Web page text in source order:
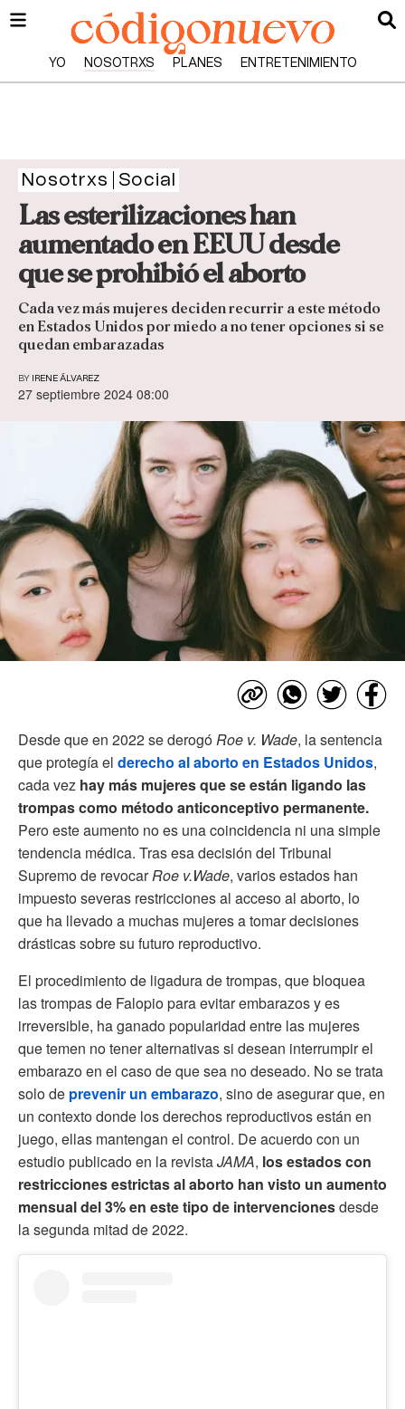
YO NOSOTRXS PLANES ENTRETENIMIENTO
Nosotrxs Social
Las esterilizaciones han
aumentado en EEUU desde
que se prohibió el aborto
Cada vez más mujeres deciden recurrir a este método
en Estados Unidos por miedo a no tener opciones si se
quedan embarazadas
BY IRENE ÁLVAREZ
27 septiembre 2024 08:00
Desde que en 2022 se derogóRoe v. Wade, la sentencia
que protegía el derecho al aborto en Estados Unidos,
cada vez hay más mujeres que se están ligando las
trompas como método anticonceptivo permanente.
Pero este aumento no es una coincidencia ni una simple
tendencia médica. Tras esa decisión del Tribunal
Supremo de revocarRoe v.Wade, varios estados han
impuesto severas restricciones al acceso al aborto, lo
que ha llevado a muchas mujeres a tomar decisiones
drásticas sobre su futuro reproductivo.
El procedimiento de ligadura de trompas, que bloquea
las trompas de Falopio para evitar embarazos y es
irreversible, ha ganado popularidad entre las mujeres
que temen no tener alternativas si desean interrumpir el
embarazo en el caso de que sea no deseado. No se trata
solo de prevenir un embarazo, sino de asegurar que, en
un contexto donde los derechos reproductivos están en
juego, ellas mantengan el control. De acuerdo con un
estudio publicado en la revistaJAMA, los estados con
restricciones estrictas al aborto han visto un aumento
mensual del 3% en este tipo de intervencionesdesde
la segunda mitad de 2022.